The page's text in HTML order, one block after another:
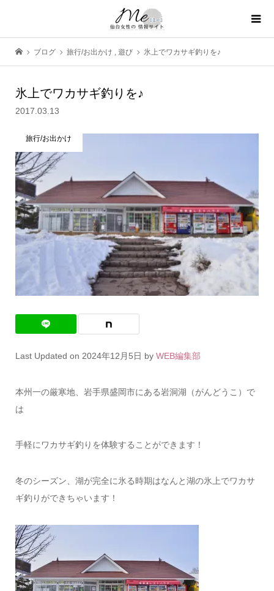
ブログ 旅行/お出かけ , 遊び 氷上でワカサギ釣りを♪
氷上でワカサギ釣りを♪
2017.03.13
旅行/お出かけ
Last Updated on 2024年12月5日 by WEB編集部
本州一の厳寒地、岩手県盛岡市にある岩洞湖（がんどうこ）で
は
手軽にワカサギ釣りを体験することができます！
冬のシーズン、湖が完全に氷る時期はなんと湖の氷上でワカサ
ギ釣りができちゃいます！